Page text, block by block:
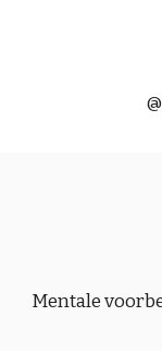
Mentale